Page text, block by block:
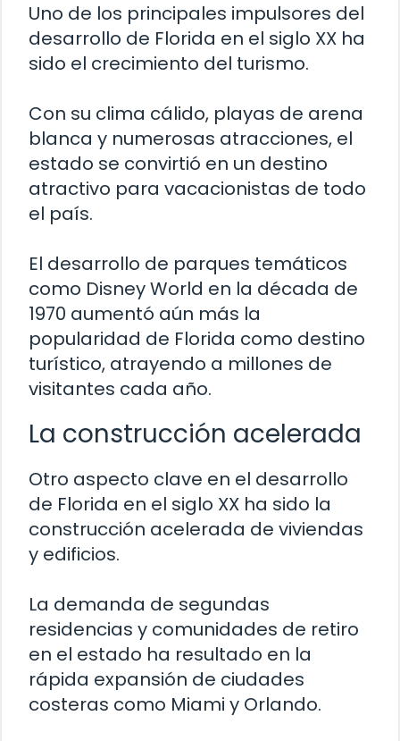
Uno de los principales impulsores del
desarrollo de Florida en el siglo XX ha
sido el crecimiento del turismo.
Con su clima cálido, playas de arena
blanca y numerosas atracciones, el
estado se convirtió en un destino
atractivo para vacacionistas de todo
el país.
El desarrollo de parques temáticos
como Disney World en la década de
1970 aumentó aún más la
popularidad de Florida como destino
turístico, atrayendo a millones de
visitantes cada año.
La construcción acelerada
Otro aspecto clave en el desarrollo
de Florida en el siglo XX ha sido la
construcción acelerada de viviendas
y edificios.
La demanda de segundas
residencias y comunidades de retiro
en el estado ha resultado en la
rápida expansión de ciudades
costeras como Miami y Orlando.